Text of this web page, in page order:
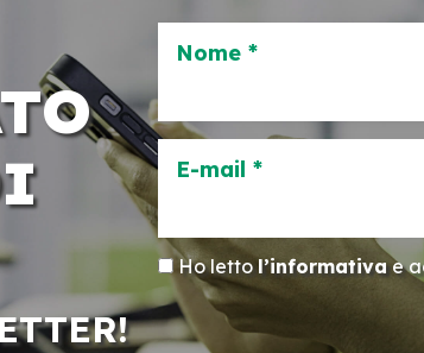
Nome *
E-mail *
Ho letto l’informativae